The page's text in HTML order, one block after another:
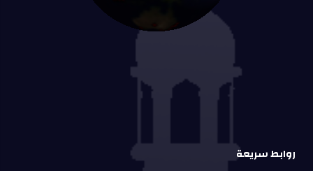
روابط سريعة